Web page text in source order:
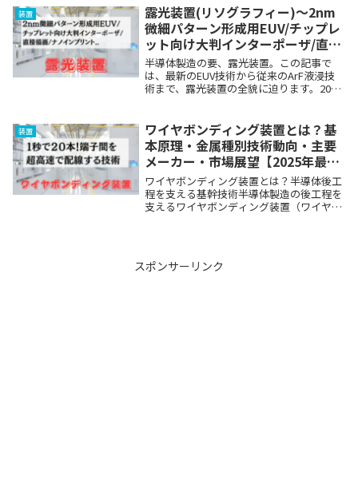
ンウェハの製造工程における「研削工程
（Grin...
装置
露光装置(リソグラフィー)～2nm
微細パターン形成用EUV/チップレ
ット向け大判インターポーザ/直接
描画/ナノインプリント..多様なニ
ーズに応える
半導体製造の要、露光装置。この記事で
は、最新のEUV技術から従来のArF液浸技
術まで、露光装置の全貌に迫ります。2024
光装置を導入し、世界最先端の半導体製...
装置
ワイヤボンディング装置とは？基
本原理・金属種別技術動向・主要
メーカー・市場展望【2025年最新
版】
ワイヤボンディング装置とは？半導体後工
程を支える基幹技術半導体製造の後工程を
支えるワイヤボンディング装置（ワイヤボ
スポンサーリンク